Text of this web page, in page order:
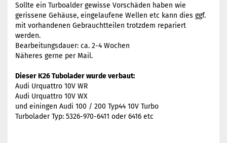
Sollte ein Turboalder gewisse Vorschäden haben wie
gerissene Gehäuse, eingelaufene Wellen etc kann dies ggf.
mit vorhandenen Gebrauchtteilen trotzdem repariert
werden.
Bearbeitungsdauer: ca. 2-4 Wochen
Näheres gerne per Mail.
Dieser K26 Tubolader wurde verbaut:
Audi Urquattro 10V WR
Audi Urquattro 10V WX
und einingen Audi 100 / 200 Typ44 10V Turbo
Turbolader Typ: 5326-970-6411 oder 6416 etc